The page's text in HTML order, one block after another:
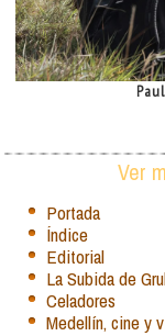
Ver
Portada
Índice
Editorial
La Subida de
Celadores
Medellín, cine y